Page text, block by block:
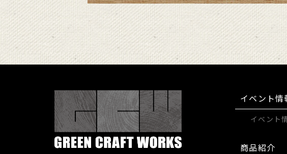
イベント情
イベント
商品紹介